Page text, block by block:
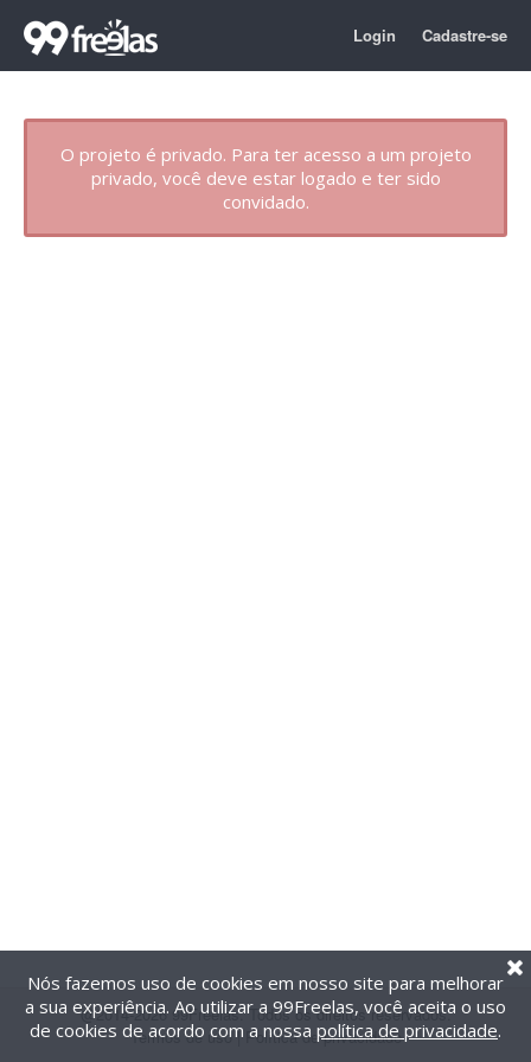
Login Cadastre-se
O projeto é privado. Para ter acesso a um projeto
privado, você deve estar logado e ter sido
convidado.
@2014-2026 99Freelas. Todos os direitos reservados.
Termos de uso| Política de privacidade
Nós fazemos uso de cookies em nosso site para melhorar
a sua experiência. Ao utilizar a 99Freelas, você aceita o uso
de cookies de acordo com a nossa política de privacidade.